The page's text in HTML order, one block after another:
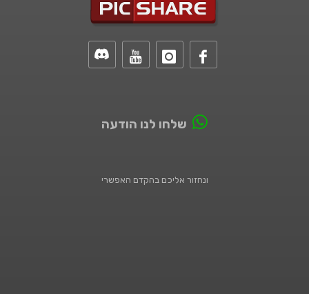
שלחו לנו הודעה
ונחזור אליכם בהקדם האפשרי